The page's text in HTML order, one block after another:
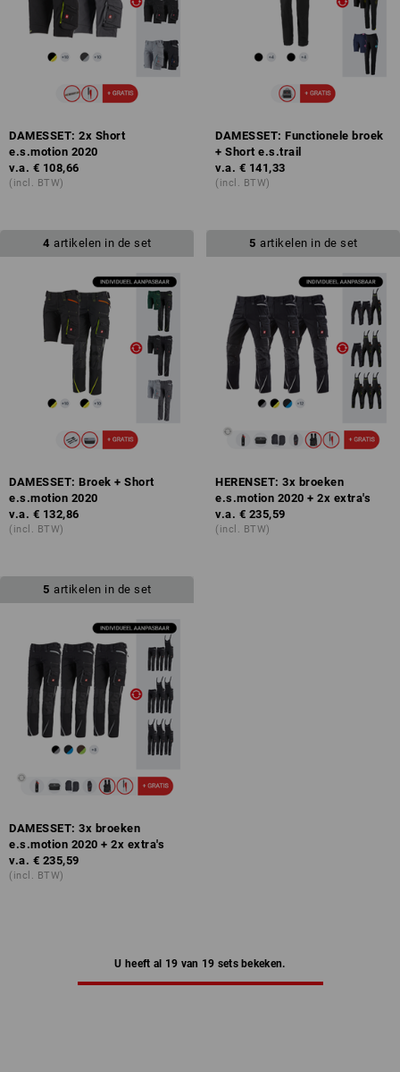
DAMESSET: 2x Short
e.s.motion 2020
v.a. € 108,66
(incl. BTW)
DAMESSET: Functionele broek
+ Short e.s.trail
v.a. € 141,33
(incl. BTW)
4 artikelen in de set
DAMESSET: Broek + Short
e.s.motion 2020
v.a. € 132,86
(incl. BTW)
5 artikelen in de set
HERENSET: 3x broeken
e.s.motion 2020 + 2x extra's
v.a. € 235,59
(incl. BTW)
5 artikelen in de set
DAMESSET: 3x broeken
e.s.motion 2020 + 2x extra's
v.a. € 235,59
(incl. BTW)
U heeft al 19 van 19 sets bekeken.